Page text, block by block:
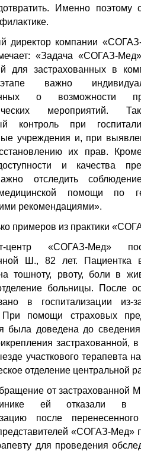
Именно поэтому
директор компании
«Задача «СОГАЗ-
для застрахованных в
важно
о возможности
мероприятий.
контроль при
учреждения и, при
их прав.
и качества
отследить
помощи по
рекомендациями».
примеров из практики
центр «СОГАЗ-Мед»
Ш., 82 лет.
тошноту, рвоту, боли в
больницы. После
в госпитализации из-
При помощи страховых
была доведена до
застрахованной,
участкового терапевта
отделение центральной
от застрахованной
ей отказали в
после
«СОГАЗ-Мед»
для проведения